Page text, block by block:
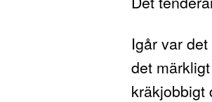
Igår var
det
kräkjobbigt